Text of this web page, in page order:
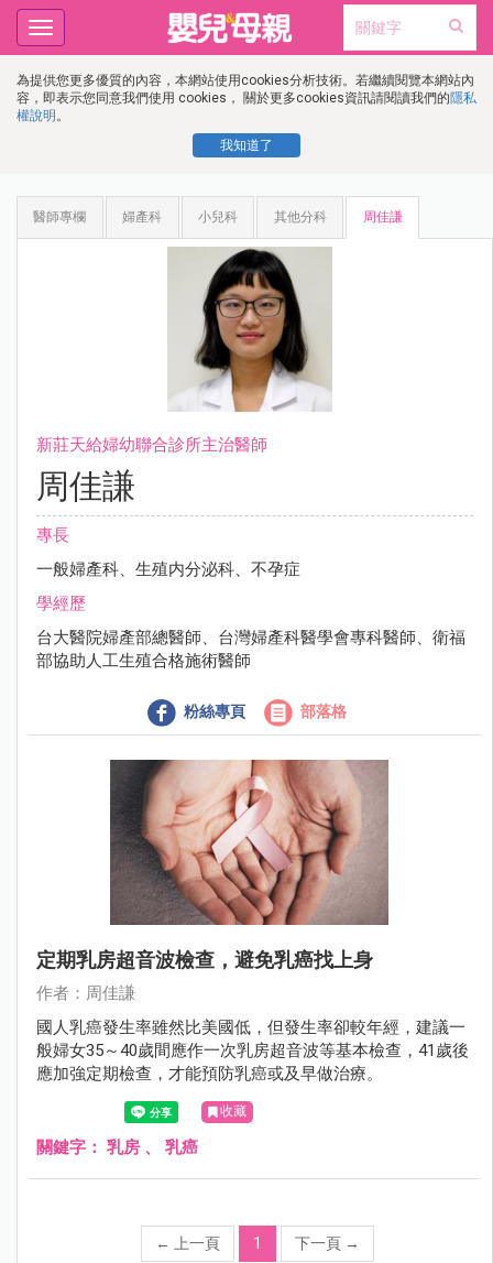
為提供您更多優質的內容，本網站使用cookies分析技術。若繼續閱覽本網站內
容，即表示您同意我們使用 cookies， 關於更多cookies資訊請閱讀我們的隱私
權說明 。
我知道了
Toggle
navigation
醫師專欄 婦產科 小兒科 其他分科 周佳謙
新莊天給婦幼聯合診所主治醫師
周佳謙
專長
一般婦產科、生殖内分泌科、不孕症
學經歷
台大醫院婦產部總醫師、台灣婦產科醫學會專科醫師、衛福
部協助人工生殖合格施術醫師
粉絲專頁 部落格
定期乳房超音波檢查，避免乳癌找上身
作者：周佳謙
國人乳癌發生率雖然比美國低，但發生率卻較年經，建議一
般婦女35～40歲間應作一次乳房超音波等基本檢查，41歲後
應加強定期檢查，才能預防乳癌或及早做治療。
收藏
關鍵字： 乳房 、 乳癌
← 上一頁 1 下一頁 →